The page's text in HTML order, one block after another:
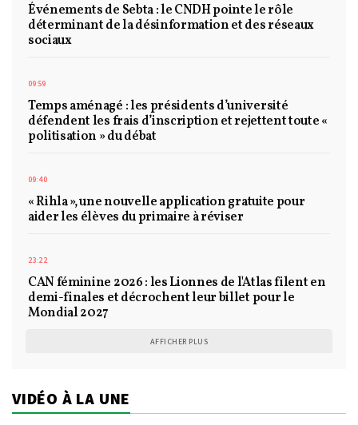
Événements de Sebta : le CNDH pointe le rôle
déterminant de la désinformation et des réseaux
sociaux
09:59
Temps aménagé : les présidents d’université
défendent les frais d’inscription et rejettent toute «
politisation » du débat
09:40
« Rihla », une nouvelle application gratuite pour
aider les élèves du primaire à réviser
23:22
CAN féminine 2026 : les Lionnes de l'Atlas filent en
demi-finales et décrochent leur billet pour le
Mondial 2027
AFFICHER PLUS
VIDÉO À LA UNE